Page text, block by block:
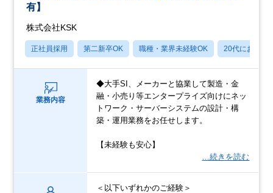
有】
株式会社KSK
正社員採用 第二新卒OK 職種・業界未経験OK 20代におすす
業務内容
◆大手SI、メーカーと協業して製造・金
融・小売り等エンタープライズ向けにネッ
トワーク・サーバーシステムの設計・構
築・運用業務をお任せします。
【未経験も安心】
…続きを読む
＜以下いずれかのご経験＞